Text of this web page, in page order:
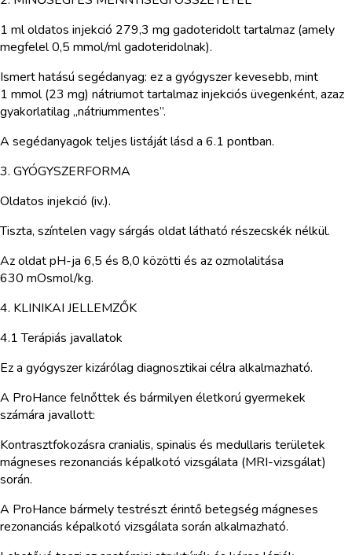
1 ml oldatos injekció 279,3 mg gadoteridolt tartalmaz (amely
megfelel 0,5 mmol/ml gadoteridolnak).
Ismert hatású segédanyag: ez a gyógyszer kevesebb, mint
1 mmol (23 mg) nátriumot tartalmaz injekciós üvegenként, azaz
gyakorlatilag „nátriummentes”.
A segédanyagok teljes listáját lásd a 6.1 pontban.
3. GYÓGYSZERFORMA
Oldatos injekció (iv.).
Tiszta, színtelen vagy sárgás oldat látható részecskék nélkül.
Az oldat pH-ja 6,5 és 8,0 közötti és az ozmolalitása
630 mOsmol/kg.
4. KLINIKAI JELLEMZŐK
4.1 Terápiás javallatok
Ez a gyógyszer kizárólag diagnosztikai célra alkalmazható.
A ProHance felnőttek és bármilyen életkorú gyermekek
számára javallott:
Kontrasztfokozásra cranialis, spinalis és medullaris területek
mágneses rezonanciás képalkotó vizsgálata (MRI-vizsgálat)
során.
A ProHance bármely testrészt érintő betegség mágneses
rezonanciás képalkotó vizsgálata során alkalmazható.